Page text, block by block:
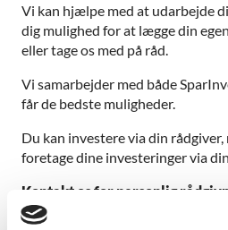
Vi kan hjælpe med at udarbejde
dig mulighed for at lægge din
eller tage os med på råd.
Vi samarbejder med både
får de bedste muligheder.
Du kan investere via din rådgiver,
foretage dine investeringer via
Kontakt os for personlig